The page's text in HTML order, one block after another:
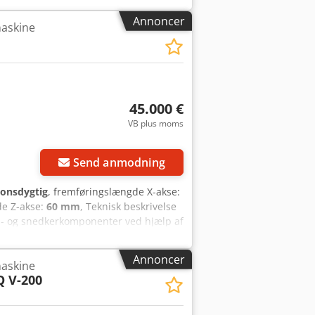
(øverst), 1,5 kW; 4 x borehoveder,
cylindre - 120 x værktøjsholdere - 1
hver med 11 spindler - 1
hver med 11 spindler - 5 x
med 3 spindler til bearbejdning af
Annoncer
45.000 €
VB plus moms
Send anmodning
, fremføringslængde X-akse:
Z-akse: 60 mm, Teknisk beskrivelse
og snedkerkomponenter ved hjælp af
CNC-styringen sikrer den høj
Maksimal bredde på det
højde på det bearbejdede
der muliggør
er udstyret med: 7 lodrette
2 boreblokke pr. holder, hvilket
Annoncer
V-200